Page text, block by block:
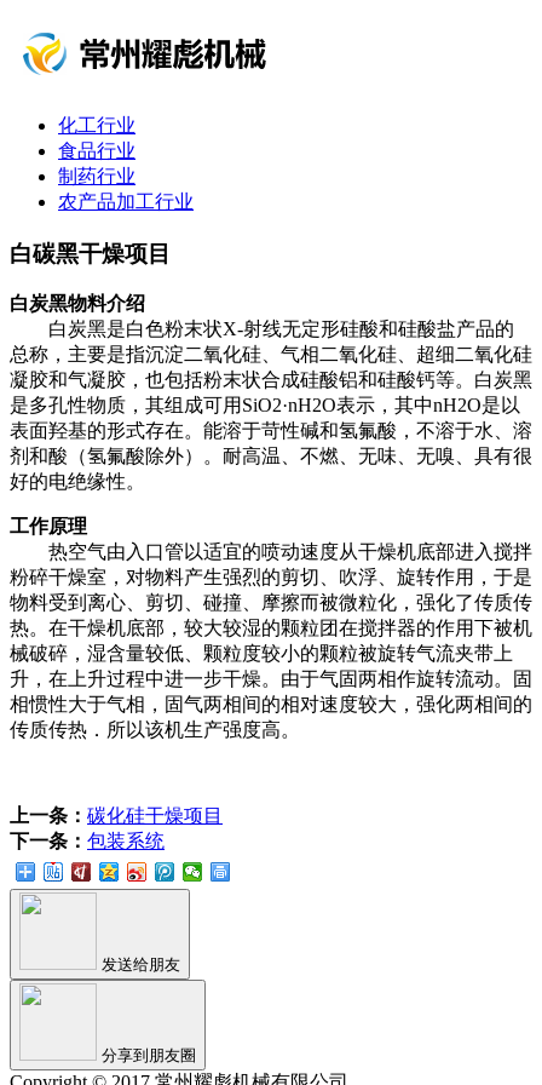
化工行业
食品行业
制药行业
农产品加工行业
白碳黑干燥项目
白炭黑物料介绍
白炭黑是白色粉末状X-射线无定形硅酸和硅酸盐产品的
总称，主要是指沉淀二氧化硅、气相二氧化硅、超细二氧化硅
凝胶和气凝胶，也包括粉末状合成硅酸铝和硅酸钙等。白炭黑
是多孔性物质，其组成可用SiO2·nH2O表示，其中nH2O是以
表面羟基的形式存在。能溶于苛性碱和氢氟酸，不溶于水、溶
剂和酸（氢氟酸除外）。耐高温、不燃、无味、无嗅、具有很
好的电绝缘性。
工作原理
热空气由入口管以适宜的喷动速度从干燥机底部进入搅拌
粉碎干燥室，对物料产生强烈的剪切、吹浮、旋转作用，于是
物料受到离心、剪切、碰撞、摩擦而被微粒化，强化了传质传
热。在干燥机底部，较大较湿的颗粒团在搅拌器的作用下被机
械破碎，湿含量较低、颗粒度较小的颗粒被旋转气流夹带上
升，在上升过程中进一步干燥。由于气固两相作旋转流动。固
相惯性大于气相，固气两相间的相对速度较大，强化两相间的
传质传热．所以该机生产强度高。
上一条： 碳化硅干燥项目
下一条： 包装系统
发送给朋友
分享到朋友圈